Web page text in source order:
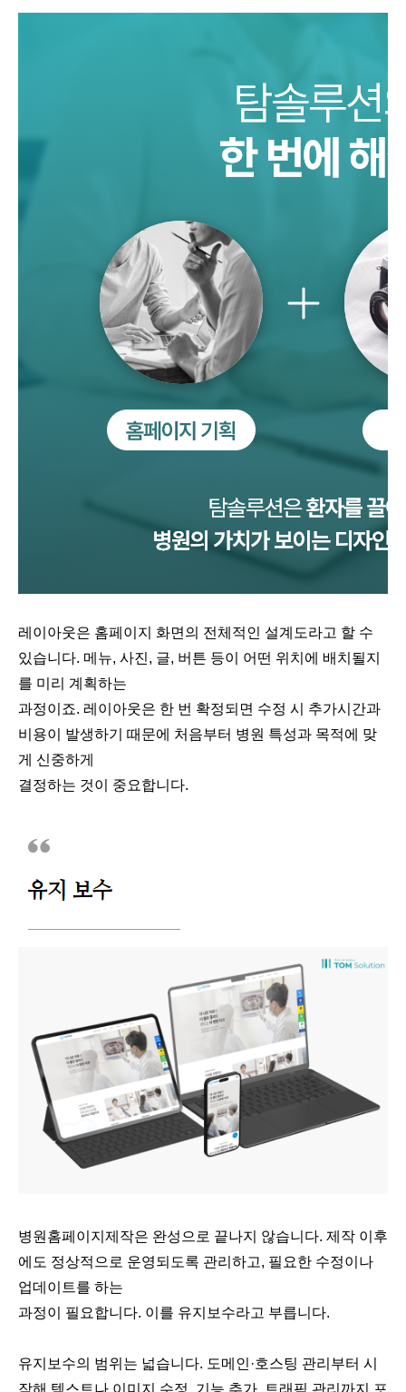
레이아웃은 홈페이지 화면의 전체적인 설계도라고 할 수
있습니다. 메뉴, 사진, 글, 버튼 등이 어떤 위치에 배치될지
를 미리 계획하는
과정이죠. 레이아웃은 한 번 확정되면 수정 시 추가시간과
비용이 발생하기 때문에 처음부터 병원 특성과 목적에 맞
게 신중하게
결정하는 것이 중요합니다.
병원홈페이지제작은 완성으로 끝나지 않습니다. 제작 이후
에도 정상적으로 운영되도록 관리하고, 필요한 수정이나
업데이트를 하는
과정이 필요합니다. 이를 유지보수라고 부릅니다.
유지보수의 범위는 넓습니다. 도메인·호스팅 관리부터 시